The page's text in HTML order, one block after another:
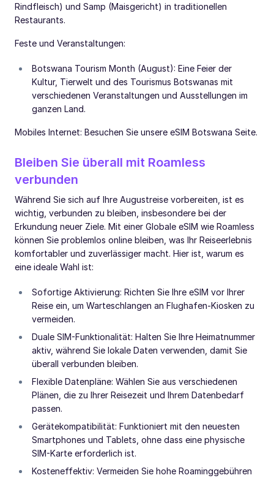
Rindfleisch) und Samp (Maisgericht) in traditionellen
Restaurants.
Feste und Veranstaltungen:
Botswana Tourism Month (August): Eine Feier der
Kultur, Tierwelt und des Tourismus Botswanas mit
verschiedenen Veranstaltungen und Ausstellungen im
ganzen Land.
Mobiles Internet: Besuchen Sie unsere eSIM Botswana Seite.
Bleiben Sie überall mit Roamless
verbunden
Während Sie sich auf Ihre Augustreise vorbereiten, ist es
wichtig, verbunden zu bleiben, insbesondere bei der
Erkundung neuer Ziele. Mit einer Globale eSIM wie Roamless
können Sie problemlos online bleiben, was Ihr Reiseerlebnis
komfortabler und zuverlässiger macht. Hier ist, warum es
eine ideale Wahl ist:
Sofortige Aktivierung: Richten Sie Ihre eSIM vor Ihrer
Reise ein, um Warteschlangen an Flughafen-Kiosken zu
vermeiden.
Duale SIM-Funktionalität: Halten Sie Ihre Heimatnummer
aktiv, während Sie lokale Daten verwenden, damit Sie
überall verbunden bleiben.
Flexible Datenpläne: Wählen Sie aus verschiedenen
Plänen, die zu Ihrer Reisezeit und Ihrem Datenbedarf
passen.
Gerätekompatibilität: Funktioniert mit den neuesten
Smartphones und Tablets, ohne dass eine physische
SIM-Karte erforderlich ist.
Kosteneffektiv: Vermeiden Sie hohe Roaminggebühren